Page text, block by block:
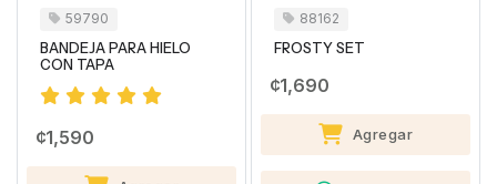
59790
BANDEJA PARA HIELO
CON TAPA
¢1,590
88162
FROSTY SET
¢1,690
Agregar